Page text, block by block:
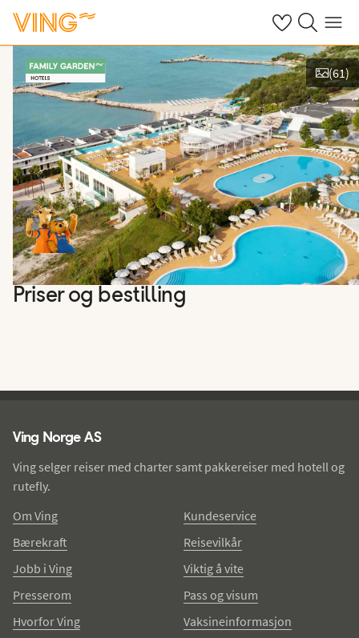
Se dine sparte
Søk påMeny
Se bilder og film
(61)
Priser og bestilling
Ving Norge AS
Ving selger reiser med charter samt pakkereiser med hotell og
rutefly.
Om Ving
Bærekraft
Jobb i Ving
Presserom
Hvorfor Ving
Kundeservice
Reisevilkår
Viktig å vite
Pass og visum
Vaksineinformasjon